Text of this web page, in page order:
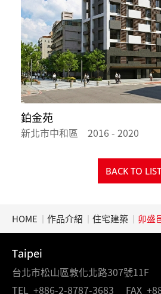
鉑金苑
新北市中和區 2016 - 2020
BACK TO LIST
HOME 作品介紹 住宅建築 卯盛
Taipei
台北市松山區敦化北路307號11F
TEL +886-2-8787-3683 FAX